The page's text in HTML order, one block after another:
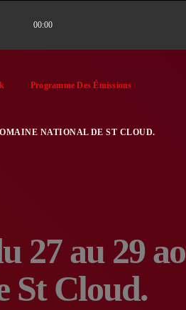
00:00
Programme Des Émissions
NATIONAL DE ST CLOUD.
27 au 29
St Cloud.